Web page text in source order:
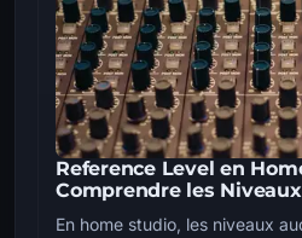
Reference Level en
Comprendre les
En home studio, les niveaux